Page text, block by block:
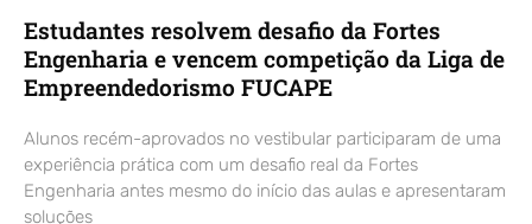
Estudantes resolvem desafio da Fortes
Engenharia e vencem competição da Liga de
Empreendedorismo FUCAPE
Alunos recém-aprovados no vestibular participaram de uma
experiência prática com um desafio real da Fortes
Engenharia antes mesmo do início das aulas e apresentaram
soluções